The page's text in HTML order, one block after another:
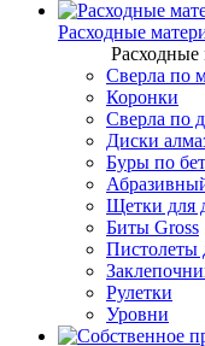
Расходные
Расходные
Сверла по
Коронки
Сверла по
Диски
Буры по
Щетки
Биты Gross
Пистолеты
Рулетки
Уровни